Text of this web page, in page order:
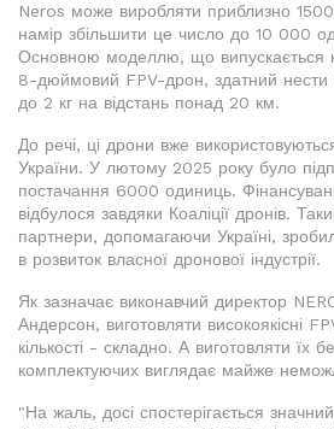
Neros може виробляти приблизно
намір збільшити це число до 10 000
Основною моделлю, що випускається
8-дюймовий FPV-дрон, здатний нести
до 2 кг на відстань понад 20 км.
До речі, ці дрони вже
України. У лютому 2025 року було
постачання 6000 одиниць.
відбулося завдяки Коаліції дронів.
партнери, допомагаючи Україні,
в розвиток власної дронової індустрії.
Як зазначає виконавчий директор
Андерсон, виготовляти високоякісні
кількості - складно. А виготовляти їх
комплектуючих виглядає майже
"На жаль, досі спостерігається